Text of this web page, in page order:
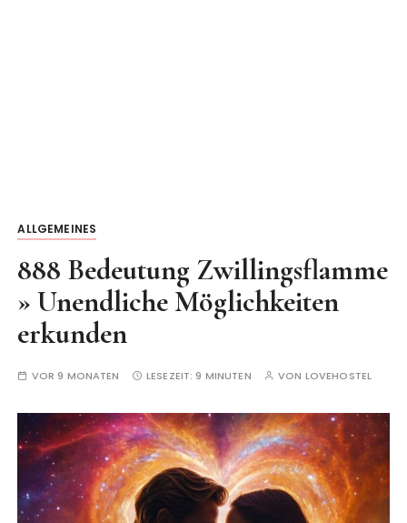
ALLGEMEINES
888 Bedeutung Zwillingsflamme
» Unendliche Möglichkeiten
erkunden
VOR 9 MONATEN LESEZEIT: 9 MINUTEN VON LOVEHOSTEL